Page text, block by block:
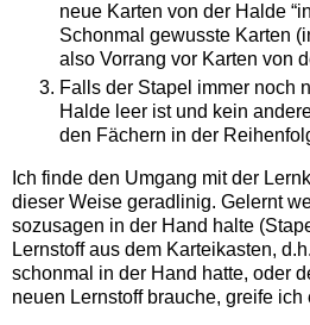
neue Karten von der Halde
Schonmal gewusste Karten
also Vorrang vor Karten von
Falls der Stapel immer noch
Halde leer ist und kein
den Fächern in der
Ich finde den Umgang mit der
dieser Weise geradlinig. Gelernt
sozusagen in der Hand halte
Lernstoff aus dem Karteikasten,
schonmal in der Hand hatte, oder
neuen Lernstoff brauche, greife